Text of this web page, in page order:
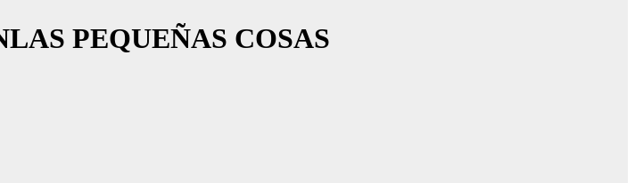
PEQUEÑAS COSAS